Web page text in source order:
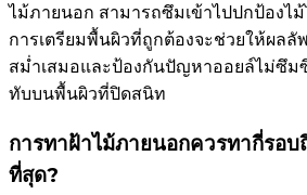
ไม้ภายนอก สามารถซึมเข้าไปปกป้องไ
การเตรียมพื้นผิวที่ถูกต้องจะช่วยให้ผลลั
สม่ำเสมอและป้องกันปัญหาออยล์ไม่ซึม
ทับบนพื้นผิวที่ปิดสนิท
การทาฝ้าไม้ภายนอกควรทากี่รอบ
ที่สุด?